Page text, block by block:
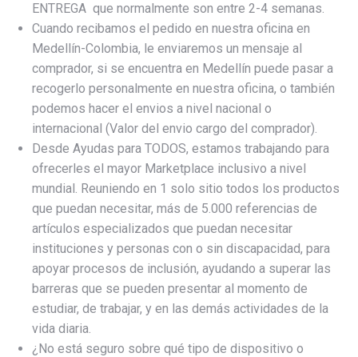
ENTREGA que normalmente son entre 2-4 semanas.
Cuando recibamos el pedido en nuestra oficina en
Medellín-Colombia, le enviaremos un mensaje al
comprador, si se encuentra en Medellín puede pasar a
recogerlo personalmente en nuestra oficina, o también
podemos hacer el envios a nivel nacional o
internacional (Valor del envio cargo del comprador).
Desde Ayudas para TODOS, estamos trabajando para
ofrecerles el mayor Marketplace inclusivo a nivel
mundial. Reuniendo en 1 solo sitio todos los productos
que puedan necesitar, más de 5.000 referencias de
artículos especializados que puedan necesitar
instituciones y personas con o sin discapacidad, para
apoyar procesos de inclusión, ayudando a superar las
barreras que se pueden presentar al momento de
estudiar, de trabajar, y en las demás actividades de la
vida diaria.
¿No está seguro sobre qué tipo de dispositivo o